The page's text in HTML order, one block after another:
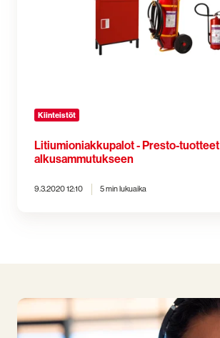
Kiinteistöt
Litiumioniakkupalot - Presto-tuotteet
alkusammutukseen
9.3.2020 12:10 5 min lukuaika